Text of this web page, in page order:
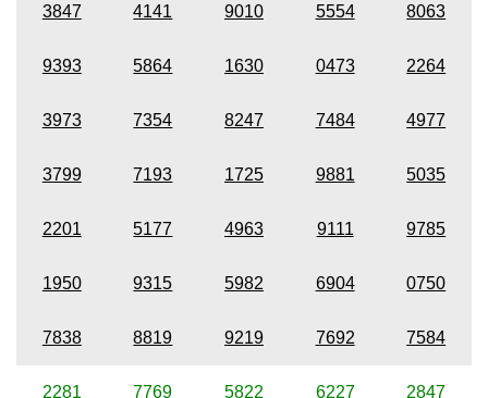
3847 4141 9010 5554 8063
9393 5864 1630 0473 2264
3973 7354 8247 7484 4977
3799 7193 1725 9881 5035
2201 5177 4963 9111 9785
1950 9315 5982 6904 0750
7838 8819 9219 7692 7584
2281 7769 5822 6227 2847